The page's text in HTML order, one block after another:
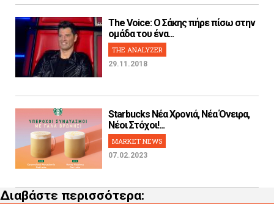
The Voice: Ο Σάκης πήρε πίσω στην
ομάδα του ένα...
THE ANALYZER
29.11.2018
Starbucks Νέα Χρονιά, Νέα Όνειρα,
Νέοι Στόχοι!...
MARKET NEWS
07.02.2023
Διαβάστε περισσότερα: